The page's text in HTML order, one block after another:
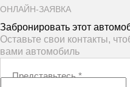
ОНЛАЙН-ЗАЯВКА
Забронировать этот
Оставьте свои контакты,
вами автомобиль
Представьтесь*